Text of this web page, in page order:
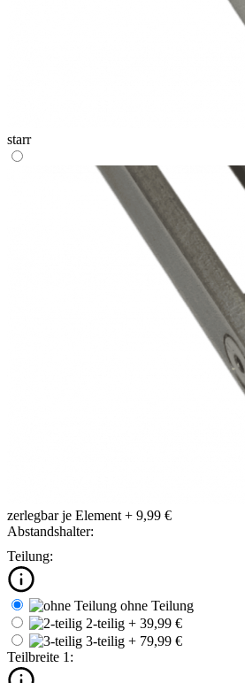
starr
zerlegbarje Element + 9,99 €
Abstandshalter:
Teilung:
ohne Teilung
2-teilig + 39,99 €
3-teilig + 79,99 €
Teilbreite 1: